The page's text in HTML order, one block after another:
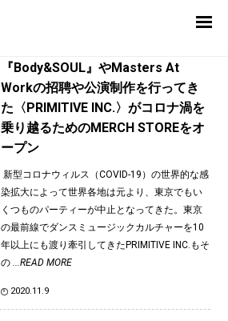
『Body&SOUL』やMasters At
Workの招聘や公演制作を行ってき
た〈PRIMITIVE INC.〉がコロナ渦を
乗り越るためのMERCH STOREをオ
ープン
新型コロナウィルス（COVID-19）の世界的な感
染拡大によって世界各地は元より、東京でもい
くつものパーティーが中止となってきた。東京
の最前線でダンスミュージックカルチャーを10
年以上にも渡り牽引してきたPRIMITIVE INC.もそ
の ...READ MORE
2020.11.9
News
Interview
Highlight
Report